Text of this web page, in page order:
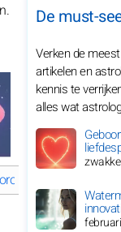
van
De must-
Verken de
artikelen en
kennis te
alles wat